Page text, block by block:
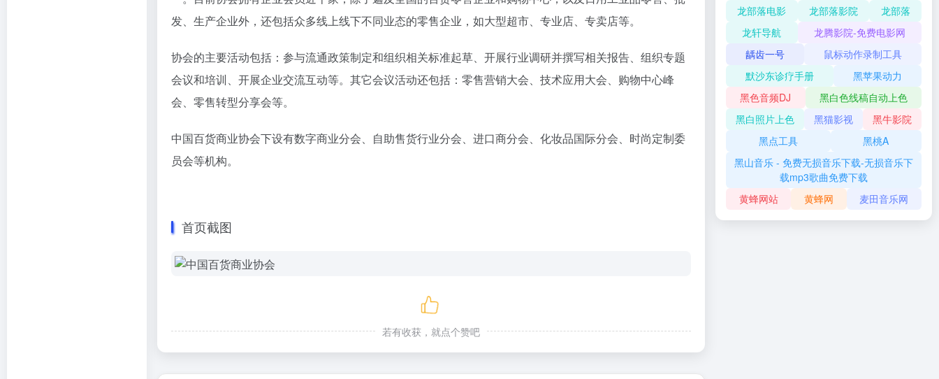
发、生产企业外，还包括众多线上线下不同业态的零售企业，如大型超市、专业店、专卖店等。
协会的主要活动包括：参与流通政策制定和组织相关标准起草、开展行业调研并撰写相关报告、组织专题
会议和培训、开展企业交流互动等。其它会议活动还包括：零售营销大会、技术应用大会、购物中心峰
会、零售转型分享会等。
中国百货商业协会下设有数字商业分会、自助售货行业分会、进口商分会、化妆品国际分会、时尚定制委
员会等机构。
首页截图
若有收获，就点个赞吧
龙部落电影 龙部落影院
龙部落
龙轩导航
龙腾影院-免费电影网
龋齿一号
鼠标动作录制工具
默沙东诊疗手册
黑苹果动力
黑色音频DJ
黑白色线稿自动上色
黑白照片上色
黑猫影视
黑牛影院
黑点工具
黑桃A
黑山音乐 - 免费无损音乐下载-无损音乐下
载mp3歌曲免费下载
黄蜂网站
黄蜂网 麦田音乐网